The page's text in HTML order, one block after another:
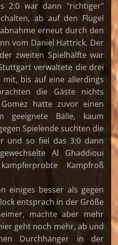
2:0 war dann "richtiger"
ab auf den Flügel
erneut durch den
vom Daniel Hattrick. Der
zweiten Spielhälfte war
verwaltete die drei
bis auf eine allerdings
die Gäste nichts
hatte zuvor einen
geeignete Bälle, kaum
Spielende suchten die
und so fiel das 3:0 dann
Al Ghaddioui
Kampfroß
einiges besser als gegen
entsprach in der Größe
machte aber mehr
geht noch mehr, ab und
Durchhänger in der